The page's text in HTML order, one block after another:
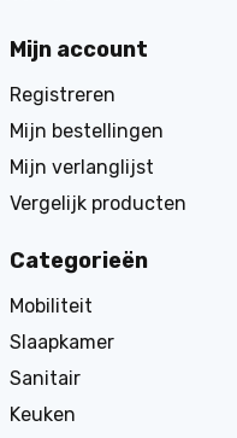
Mijn account
Registreren
Mijn bestellingen
Mijn verlanglijst
Vergelijk producten
Categorieën
Mobiliteit
Slaapkamer
Sanitair
Keuken